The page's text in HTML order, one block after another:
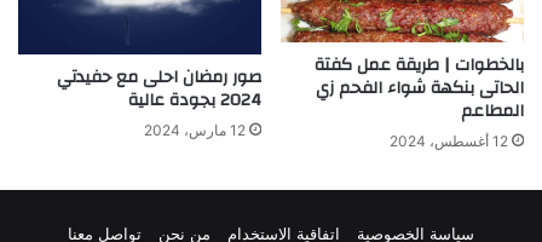
بالخطوات | طريقة عمل كفتة
الحاتى بنكهة شواء الفحم زي
المطاعم
12 أغسطس، 2024
صور رمضان احلى مع حفيدتي
2024 بجودة عالية
12 مارس، 2024
سياسة الخصوصية اتفاقية الاستخدام من نحن تواصل معنا